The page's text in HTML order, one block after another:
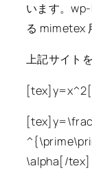
います。
る mimetex
上記サイト
\alpha[/tex]